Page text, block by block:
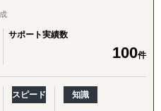
くさんの企業様を支援させ
だくほどんどの企業様が、
わからない」
タがない」
とし穴が多そうで困ってい
サポート実績数
100件
スピード 知識